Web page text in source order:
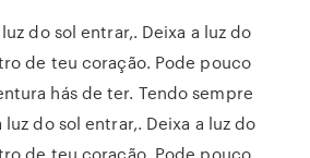
do sol entrar,. Deixa a luz do
de teu coração. Pode pouco
hás de ter. Tendo sempre
do sol entrar,. Deixa a luz do
de teu coração. Pode pouco